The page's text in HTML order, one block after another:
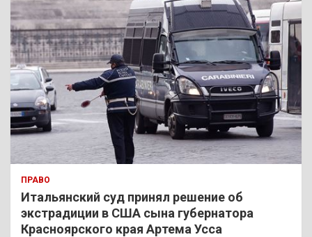
ПРАВО
Итальянский суд принял решение об
экстрадиции в США сына губернатора
Красноярского края Артема Усса